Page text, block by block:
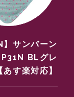
】サンバーン
BLグレ
す楽対応】